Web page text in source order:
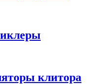
клитора